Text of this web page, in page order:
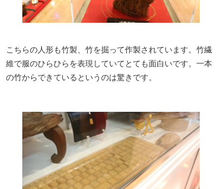
こちらの人形も竹製、竹を掘って作製されています。竹繊
維で服のひらひらを表現していてとても面白いです。一本
の竹からできているというのは驚きです。